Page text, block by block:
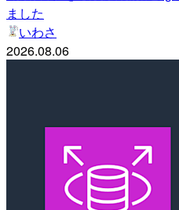
ました
いわさ
2026.08.06